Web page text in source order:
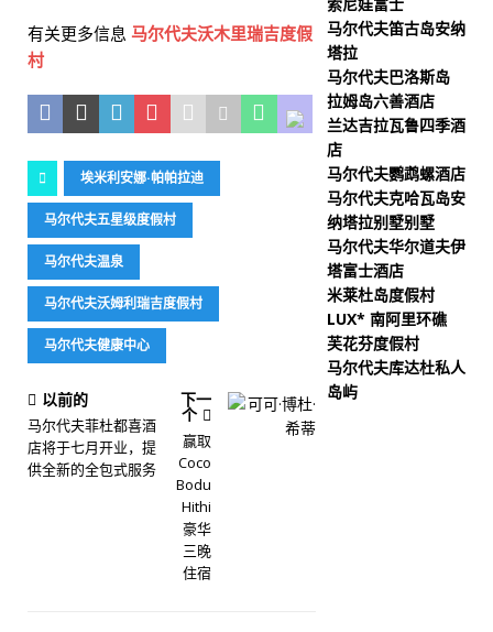
有关更多信息 马尔代夫沃木里瑞吉度假
村
埃米利安娜·帕帕拉迪
马尔代夫五星级度假村
马尔代夫温泉
马尔代夫沃姆利瑞吉度假村
马尔代夫健康中心
以前的
马尔代夫菲杜都喜酒
店将于七月开业，提
供全新的全包式服务
下一
个
赢取
Coco
Bodu
Hithi
豪华
三晚
住宿
马尔代夫笛古岛安纳
塔拉
马尔代夫巴洛斯岛
拉姆岛六善酒店
兰达吉拉瓦鲁四季酒
店
马尔代夫鹦鹉螺酒店
马尔代夫克哈瓦岛安
纳塔拉别墅别墅
马尔代夫华尔道夫伊
塔富士酒店
米莱杜岛度假村
LUX* 南阿里环礁
芙花芬度假村
马尔代夫库达杜私人
岛屿